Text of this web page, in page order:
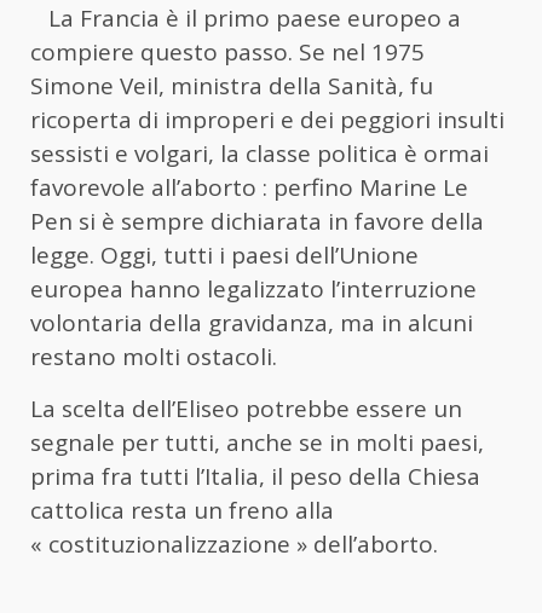
La Francia è il primo paese europeo a
compiere questo passo. Se nel 1975
Simone Veil, ministra della Sanità, fu
ricoperta di improperi e dei peggiori insulti
sessisti e volgari, la classe politica è ormai
favorevole all’aborto : perfino Marine Le
Pen si è sempre dichiarata in favore della
legge. Oggi, tutti i paesi dell’Unione
europea hanno legalizzato l’interruzione
volontaria della gravidanza, ma in alcuni
restano molti ostacoli.
La scelta dell’Eliseo potrebbe essere un
segnale per tutti, anche se in molti paesi,
prima fra tutti l’Italia, il peso della Chiesa
cattolica resta un freno alla
« costituzionalizzazione » dell’aborto.